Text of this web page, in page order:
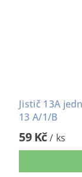
Jistič 13A
13 A/1/B
59 Kč/ ks